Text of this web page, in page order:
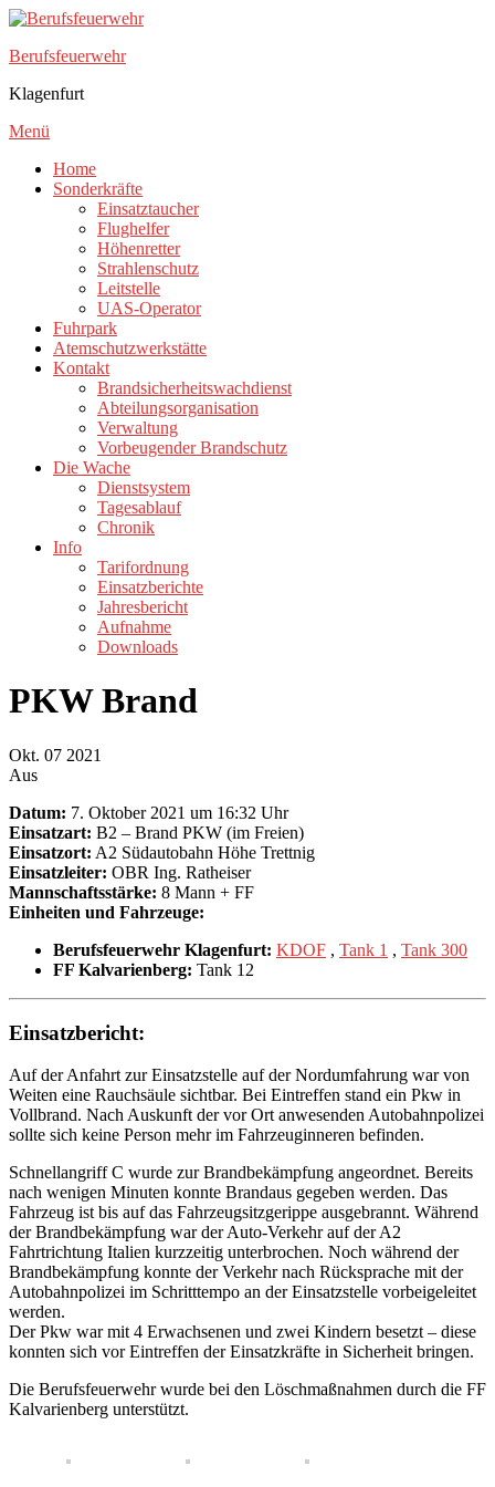
Zum
springen
Berufsfeuerwehr
Klagenfurt
Menü
Home
Sonderkräfte
Einsatztaucher
Flughelfer
Höhenretter
Strahlenschutz
Leitstelle
UAS-Operator
Fuhrpark
Atemschutzwerkstätte
Kontakt
Brandsicherheitswachdienst
Abteilungsorganisation
Verwaltung
Vorbeugender Brandschutz
Die Wache
Dienstsystem
Tagesablauf
Chronik
Info
Tarifordnung
Einsatzberichte
Jahresbericht
Aufnahme
Downloads
PKW Brand
Okt. 07 2021
Aus
Datum: 7. Oktober 2021 um 16:32 Uhr
Einsatzart: B2 – Brand PKW (im Freien)
Einsatzort: A2 Südautobahn Höhe Trettnig
Einsatzleiter: OBR Ing. Ratheiser
Mannschaftsstärke: 8 Mann + FF
Einheiten und Fahrzeuge:
Berufsfeuerwehr Klagenfurt: KDOF , Tank 1 , Tank 300
FF Kalvarienberg: Tank 12
Einsatzbericht:
Auf der Anfahrt zur Einsatzstelle auf der Nordumfahrung war von
Weiten eine Rauchsäule sichtbar. Bei Eintreffen stand ein Pkw in
Vollbrand. Nach Auskunft der vor Ort anwesenden Autobahnpolizei
sollte sich keine Person mehr im Fahrzeuginneren befinden.
Schnellangriff C wurde zur Brandbekämpfung angeordnet. Bereits
nach wenigen Minuten konnte Brandaus gegeben werden. Das
Fahrzeug ist bis auf das Fahrzeugsitzgerippe ausgebrannt. Während
der Brandbekämpfung war der Auto-Verkehr auf der A2
Fahrtrichtung Italien kurzzeitig unterbrochen. Noch während der
Brandbekämpfung konnte der Verkehr nach Rücksprache mit der
Autobahnpolizei im Schritttempo an der Einsatzstelle vorbeigeleitet
werden.
Der Pkw war mit 4 Erwachsenen und zwei Kindern besetzt – diese
konnten sich vor Eintreffen der Einsatzkräfte in Sicherheit bringen.
Die Berufsfeuerwehr wurde bei den Löschmaßnahmen durch die FF
Kalvarienberg unterstützt.